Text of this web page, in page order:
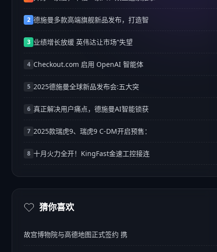
2 德施曼多款高端旗舰新品发布，打造智
3 业绩增长放缓 英伟达让市场“失望
4 Checkout.com 启用 OpenAI 智能体
5 2025德施曼全球新品发布会:五大突
6 真正解决用户痛点，德施曼AI智能锁获
7 2025款瑞虎9、瑞虎9 C-DM开启预售：
8 十月火力全开！KingFast金速工控接连
猜你喜欢
故宫博物院与高德地图正式签约 携